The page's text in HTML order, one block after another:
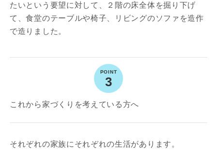
たいという要望に対して、２階の床全体を掘り下げ
て、食堂のテーブルや椅子、リビングのソファを造作
で造りました。
3
これから家づくりを考えている方へ
それぞれの家族にそれぞれの生活があります。